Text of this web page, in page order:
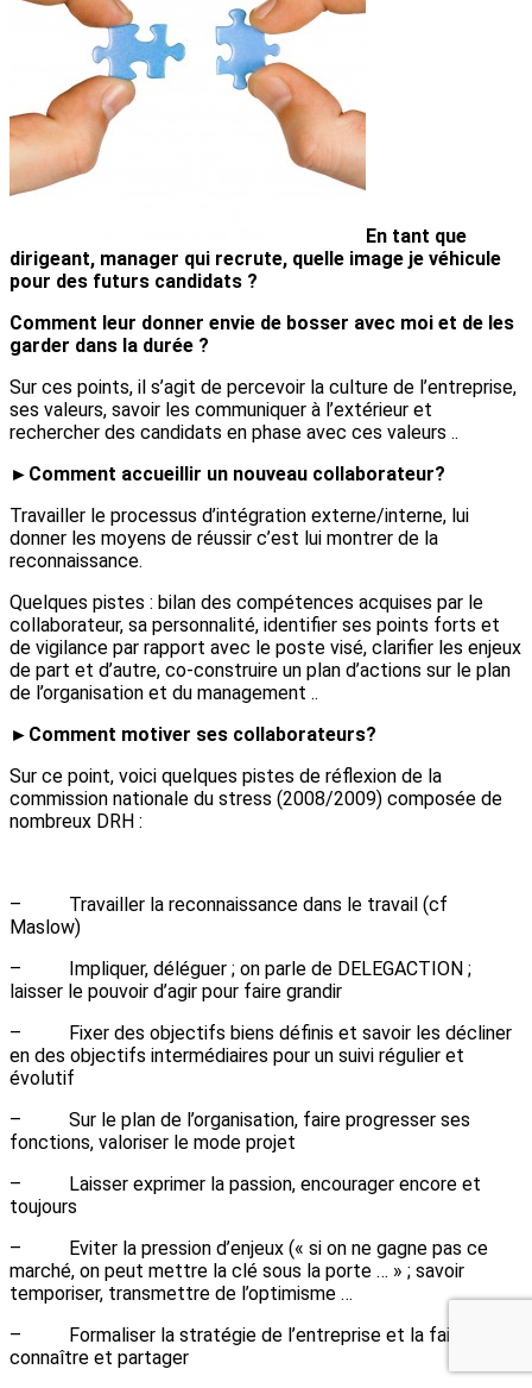
En tant que
dirigeant, manager qui recrute, quelle image je véhicule
pour des futurs candidats ?
Comment leur donner envie de bosser avec moi et de les
garder dans la durée ?
Sur ces points, il s’agit de percevoir la culture de l’entreprise,
ses valeurs, savoir les communiquer à l’extérieur et
rechercher des candidats en phase avec ces valeurs ..
►Comment accueillir un nouveau collaborateur?
Travailler le processus d’intégration externe/interne, lui
donner les moyens de réussir c’est lui montrer de la
reconnaissance.
Quelques pistes : bilan des compétences acquises par le
collaborateur, sa personnalité, identifier ses points forts et
de vigilance par rapport avec le poste visé, clarifier les enjeux
de part et d’autre, co-construire un plan d’actions sur le plan
de l’organisation et du management ..
►Comment motiver ses collaborateurs?
Sur ce point, voici quelques pistes de réflexion de la
commission nationale du stress (2008/2009) composée de
nombreux DRH :
– Travailler la reconnaissance dans le travail (cf
Maslow)
– Impliquer, déléguer ; on parle de DELEGACTION ;
laisser le pouvoir d’agir pour faire grandir
– Fixer des objectifs biens définis et savoir les décliner
en des objectifs intermédiaires pour un suivi régulier et
évolutif
– Sur le plan de l’organisation, faire progresser ses
fonctions, valoriser le mode projet
– Laisser exprimer la passion, encourager encore et
toujours
– Eviter la pression d’enjeux (« si on ne gagne pas ce
marché, on peut mettre la clé sous la porte … » ; savoir
temporiser, transmettre de l’optimisme …
– Formaliser la stratégie de l’entreprise et la faire
connaître et partager